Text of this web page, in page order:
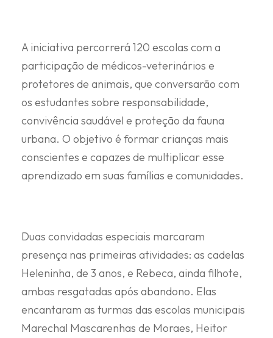
A iniciativa percorrerá 120 escolas com a
participação de médicos-veterinários e
protetores de animais, que conversarão com
os estudantes sobre responsabilidade,
convivência saudável e proteção da fauna
urbana. O objetivo é formar crianças mais
conscientes e capazes de multiplicar esse
aprendizado em suas famílias e comunidades.
Duas convidadas especiais marcaram
presença nas primeiras atividades: as cadelas
Heleninha, de 3 anos, e Rebeca, ainda filhote,
ambas resgatadas após abandono. Elas
encantaram as turmas das escolas municipais
Marechal Mascarenhas de Moraes, Heitor